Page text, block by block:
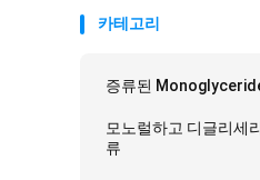
카테고리
증류된
모노럴하고 디글리세
류